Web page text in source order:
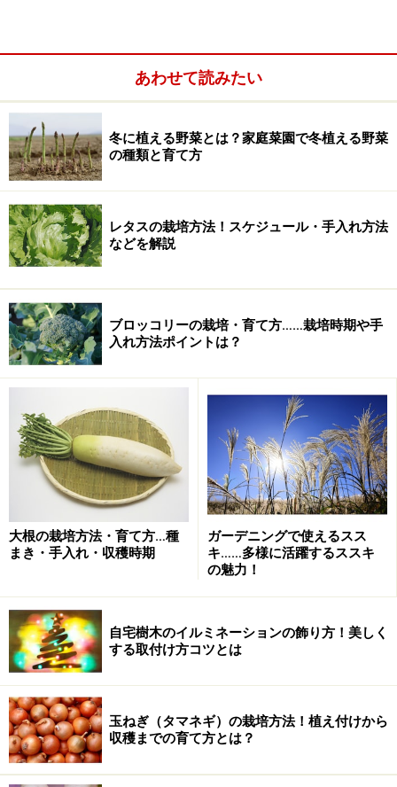
たとえば、何本かの樹木にイルミネーションするとき
は、それぞれの樹木の電球の下の端の高さを揃えます。
へ連続させること。枝の先と先が直線で結ばれるように
なり、樹木の本来の形が活かせなくなってしまいます。
ヤマボウシの株立にイルミネ
ーションを飾り付け
今回電飾するのは、こちらの木。ヤマボウシの株立で、
つき140球ついているものを4本使用しました。1本の木
につき電飾が2本以上必要になりそうな場合は、途中で
つなげられるよう「連結可能」と書いてある商品を選ぶ
ようにします。その際「○本まで連結可能」と連結でき
る本数が制限されていますので、その部分もよく確認し
ておきます。
あわせて読みたい
冬に植える野菜とは？家庭菜園で冬植える野菜
の種類と育て方
レタスの栽培方法！スケジュール・手入れ方法
などを解説
ブロッコリーの栽培・育て方……栽培時期や手
入れ方法ポイントは？
大根の栽培方法・育て方…種
まき・手入れ・収穫時期
ガーデニングで使えるスス
キ……多様に活躍するススキ
の魅力！
自宅樹木のイルミネーションの飾り方！美しく
する取付け方コツとは
玉ねぎ（タマネギ）の栽培方法！植え付けから
収穫までの育て方とは？